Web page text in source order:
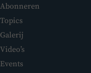
Abonneren
Topics
Galerij
Video’s
Events